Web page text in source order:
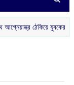
ঠেকিয়ে যুবকের সোনার